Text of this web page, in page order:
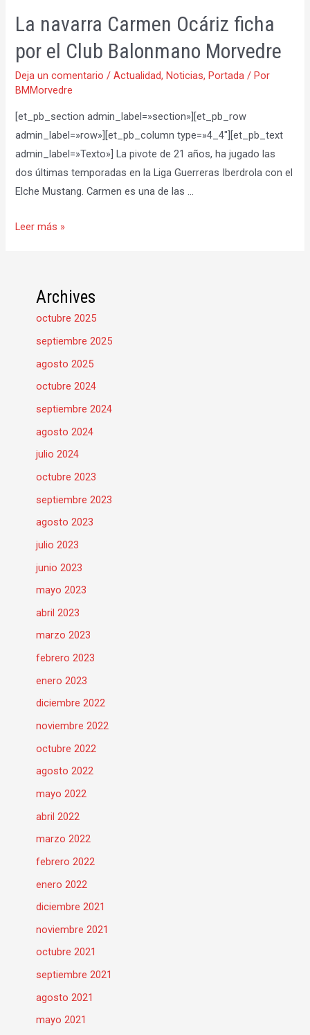
La navarra Carmen Ocáriz ficha
por el Club Balonmano Morvedre
Deja un comentario /Actualidad,Noticias,Portada / Por
BMMorvedre
[et_pb_section admin_label=»section»][et_pb_row
admin_label=»row»][et_pb_column type=»4_4″][et_pb_text
admin_label=»Texto»] La pivote de 21 años, ha jugado las
dos últimas temporadas en la Liga Guerreras Iberdrola con el
Elche Mustang. Carmen es una de las …
La
ficha
Leer más »
Archives
octubre 2025
septiembre 2025
agosto 2025
octubre 2024
septiembre 2024
agosto 2024
julio 2024
octubre 2023
septiembre 2023
agosto 2023
julio 2023
junio 2023
mayo 2023
abril 2023
marzo 2023
febrero 2023
enero 2023
diciembre 2022
noviembre 2022
octubre 2022
agosto 2022
mayo 2022
abril 2022
marzo 2022
febrero 2022
enero 2022
diciembre 2021
noviembre 2021
octubre 2021
septiembre 2021
agosto 2021
mayo 2021